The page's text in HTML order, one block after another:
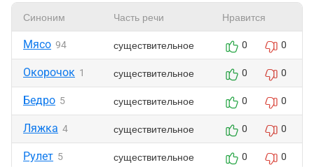
Синоним Часть речи Нравится
Мясо 94 существительное 0 0
Окорочок 1 существительное 0 0
Бедро 5 существительное 0 0
Ляжка 4 существительное 0 0
Рулет 5 существительное 0 0